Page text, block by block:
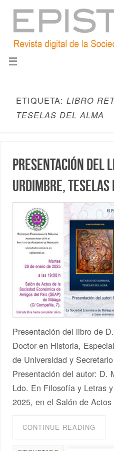
ETIQUETA: LIBRO
TESELAS DEL ALMA
Presentación del
urdimbre, teselas
Presentación del libro de
Doctor en Historia,
de Universidad y
Presentación del autor: D.
Ldo. En Filosofía y Letras
2025, en el Salón de
CONTINUE READING